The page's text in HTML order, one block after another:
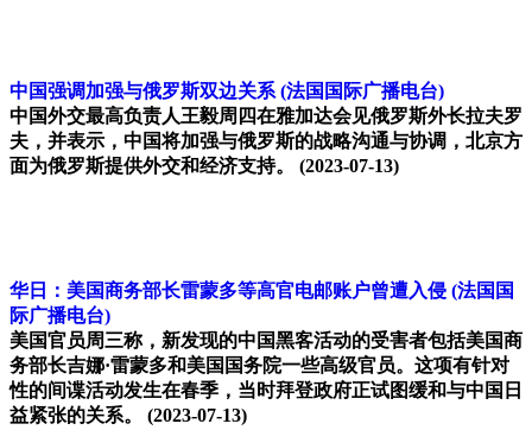
中国强调加强与俄罗斯双边关系 (法国国际广播电台)
中国外交最高负责人王毅周四在雅加达会见俄罗斯外长拉夫罗
夫，并表示，中国将加强与俄罗斯的战略沟通与协调，北京方
面为俄罗斯提供外交和经济支持。 (2023-07-13)
华日：美国商务部长雷蒙多等高官电邮账户曾遭入侵 (法国国
际广播电台)
美国官员周三称，新发现的中国黑客活动的受害者包括美国商
务部长吉娜·雷蒙多和美国国务院一些高级官员。这项有针对
性的间谍活动发生在春季，当时拜登政府正试图缓和与中国日
益紧张的关系。 (2023-07-13)